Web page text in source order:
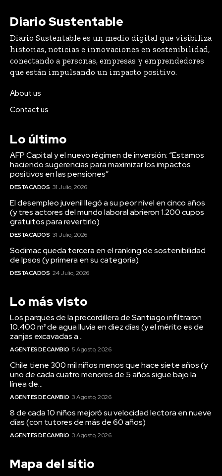
Diario Sustentable
Diario Sustentable es un medio digital que visibiliza
historias, noticias e innovaciones en sostenibilidad,
conectando a personas, empresas y emprendedores
que están impulsando un impacto positivo.
About us
Contact us
Lo último
AFP Capital y el nuevo régimen de inversión: “Estamos
haciendo sugerencias para maximizar los impactos
positivos en las pensiones”
DESTACADOS 31 Julio, 2026
El desempleo juvenil llegó a su peor nivel en cinco años
(y tres actores del mundo laboral abrieron 1.200 cupos
gratuitos para revertirlo)
DESTACADOS 31 Julio, 2026
Sodimac queda tercera en el ranking de sostenibilidad
de Ipsos (y primera en su categoría)
DESTACADOS 24 Julio, 2026
Lo más visto
Los parques de la precordillera de Santiago infiltraron
10.400 m³ de agua lluvia en diez días (y el mérito es de
zanjas excavadas a...
AGENTES DE CAMBIO 5 Agosto, 2026
Chile tiene 300 mil niños menos que hace siete años (y
uno de cada cuatro menores de 5 años sigue bajo la
línea de...
AGENTES DE CAMBIO 3 Agosto, 2026
8 de cada 10 niños mejoró su velocidad lectora en nueve
días (con tutores de más de 60 años)
AGENTES DE CAMBIO 3 Agosto, 2026
Mapa del sitio